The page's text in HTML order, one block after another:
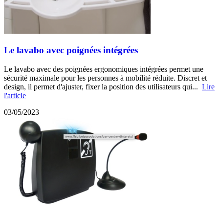
Le lavabo avec poignées intégrées
Le lavabo avec des poignées ergonomiques intégrées permet une
sécurité maximale pour les personnes à mobilité réduite. Discret et
design, il permet d'ajuster, fixer la position des utilisateurs qui... Lire
l'article
03/05/2023